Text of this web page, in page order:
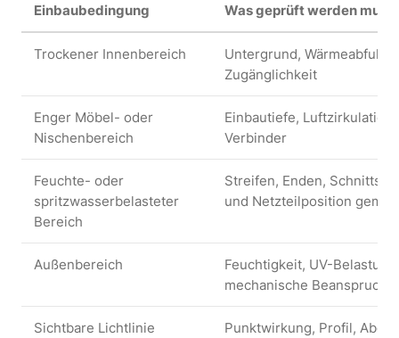
Einbaubedingung Was geprüft werden muss
Trockener Innenbereich
Untergrund,
Zugänglichkeit
Enger Möbel- oder
Nischenbereich
Einbautiefe,
Verbinder
Feuchte- oder
spritzwasserbelasteter
Bereich
Streifen, Enden,
und Netzteilposition
Außenbereich
Feuchtigkeit, UV-
mechanische
Sichtbare Lichtlinie
Punktwirkung, Profil,